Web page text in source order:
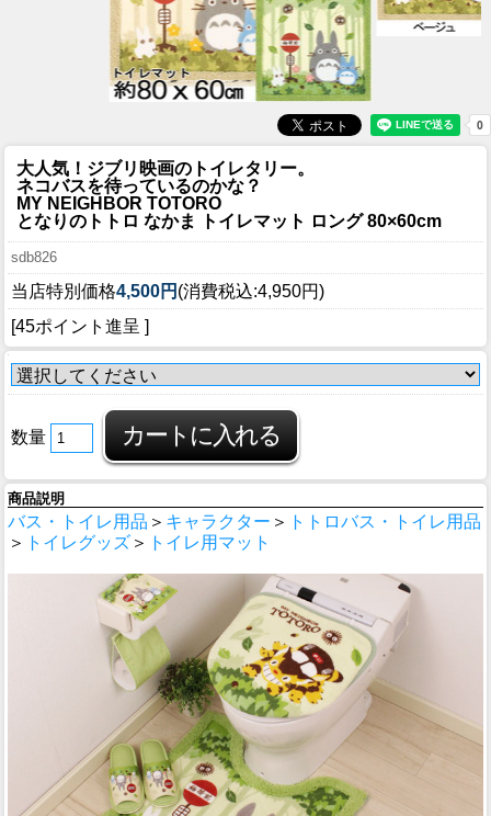
大人気！ジブリ映画のトイレタリー。
ネコバスを待っているのかな？
MY NEIGHBOR TOTORO
となりのトトロ なかま トイレマット ロング 80×60cm
sdb826
当店特別価格4,500円 (消費税込:4,950円)
[45ポイント進呈 ]
数量
商品説明
バス・トイレ用品 ＞ キャラクター ＞ トトロバス・トイレ用品
＞ トイレグッズ ＞ トイレ用マット